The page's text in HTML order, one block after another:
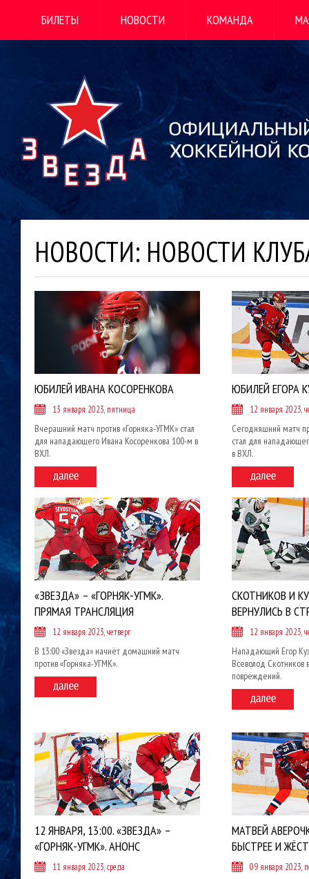
БИЛЕТЫ НОВОСТИ КОМАНДА
НОВОСТИ: НОВОСТИ
ЮБИЛЕЙ ИВАНА КОСОРЕНКОВА
13 января 2023, пятница
Вчерашний матч против «Горняка-УГМК» стал
для нападающего Ивана Косоренкова 100-м в
ВХЛ.
ЮБИЛЕЙ ЕГОРА
12 января 2023,
Сегодняшний матч
стал для
в ВХЛ.
«ЗВЕЗДА» – «ГОРНЯК-УГМК».
ПРЯМАЯ ТРАНСЛЯЦИЯ
12 января 2023, четверг
В 13:00 «Звезда» начнёт домашний матч
против «Горняка-УГМК».
СКОТНИКОВ И
ВЕРНУЛИСЬ В
12 января 2023,
Нападающий Егор
Всеволод Скотников
повреждений.
12 ЯНВАРЯ, 13:00. «ЗВЕЗДА» –
«ГОРНЯК-УГМК». АНОНС
11 января 2023, среда
МАТВЕЙ
БЫСТРЕЕ И
09 января 2023,